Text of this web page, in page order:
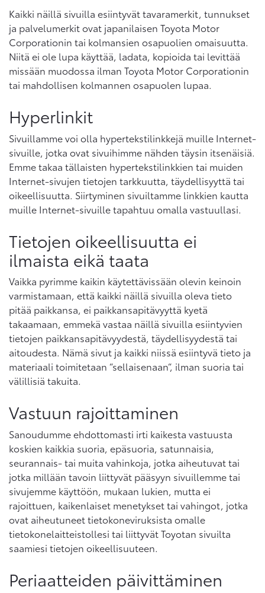
Kaikki näillä sivuilla esiintyvät tavaramerkit, tunnukset
ja palvelumerkit ovat japanilaisen Toyota Motor
Corporationin tai kolmansien osapuolien omaisuutta.
Niitä ei ole lupa käyttää, ladata, kopioida tai levittää
missään muodossa ilman Toyota Motor Corporationin
tai mahdollisen kolmannen osapuolen lupaa.
Hyperlinkit
Sivuillamme voi olla hypertekstilinkkejä muille Internet-
sivuille, jotka ovat sivuihimme nähden täysin itsenäisiä.
Emme takaa tällaisten hypertekstilinkkien tai muiden
Internet-sivujen tietojen tarkkuutta, täydellisyyttä tai
oikeellisuutta. Siirtyminen sivuiltamme linkkien kautta
muille Internet-sivuille tapahtuu omalla vastuullasi.
Tietojen oikeellisuutta ei
ilmaista eikä taata
Vaikka pyrimme kaikin käytettävissään olevin keinoin
varmistamaan, että kaikki näillä sivuilla oleva tieto
pitää paikkansa, ei paikkansapitävyyttä kyetä
takaamaan, emmekä vastaa näillä sivuilla esiintyvien
tietojen paikkansapitävyydestä, täydellisyydestä tai
aitoudesta. Nämä sivut ja kaikki niissä esiintyvä tieto ja
materiaali toimitetaan “sellaisenaan“, ilman suoria tai
välillisiä takuita.
Vastuun rajoittaminen
Sanoudumme ehdottomasti irti kaikesta vastuusta
koskien kaikkia suoria, epäsuoria, satunnaisia,
seurannais- tai muita vahinkoja, jotka aiheutuvat tai
jotka millään tavoin liittyvät pääsyyn sivuillemme tai
sivujemme käyttöön, mukaan lukien, mutta ei
rajoittuen, kaikenlaiset menetykset tai vahingot, jotka
ovat aiheutuneet tietokoneviruksista omalle
tietokonelaitteistollesi tai liittyvät Toyotan sivuilta
saamiesi tietojen oikeellisuuteen.
Periaatteiden päivittäminen